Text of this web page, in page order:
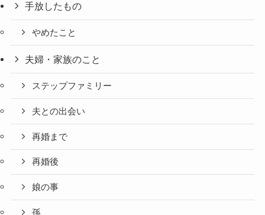
手放したもの
やめたこと
夫婦・家族のこと
ステップファミリー
夫との出会い
再婚まで
再婚後
娘の事
孫